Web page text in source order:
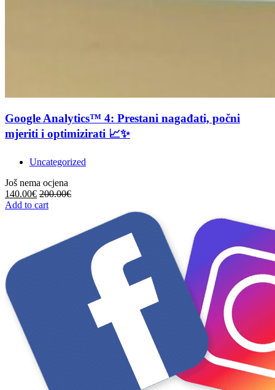
Google Analytics™ 4: Prestani nagađati, počni
mjeriti i optimizirati 📈✨
Uncategorized
Još nema ocjena
140.00€ 200.00€
Add to cart